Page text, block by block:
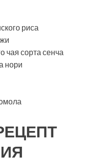
риса
чая сорта сенча
нори